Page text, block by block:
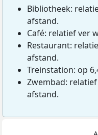
Bibliotheek:
afstand.
Café: relatief ver
Restaurant:
afstand.
Treinstation: op
Zwembad:
afstand.